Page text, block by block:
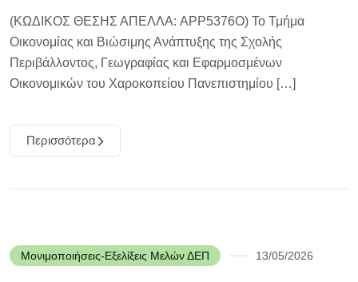
(ΚΩΔΙΚΟΣ ΘΕΣΗΣ ΑΠΕΛΛΑ: APP5376O) Το Τμήμα
Οικονομίας και Βιώσιμης Ανάπτυξης της Σχολής
Περιβάλλοντος, Γεωγραφίας και Εφαρμοσμένων
Οικονομικών του Χαροκοπείου Πανεπιστημίου […]
Περισσότερα
Μονιμοποιήσεις-Εξελίξεις Μελών ΔΕΠ 13/05/2026